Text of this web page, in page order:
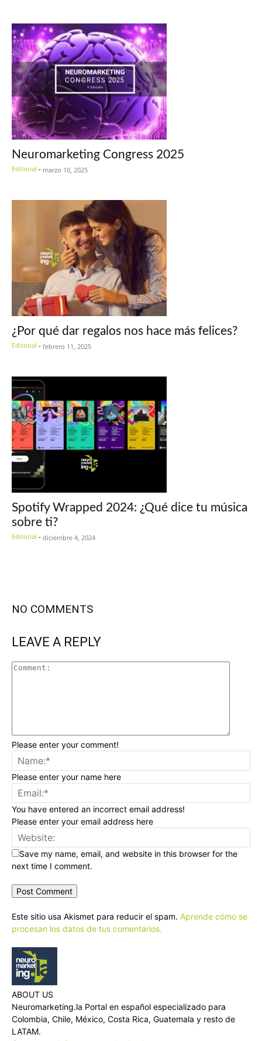
Neuromarketing Congress 2025
Editorial - marzo 10, 2025
¿Por qué dar regalos nos hace más felices?
Editorial - febrero 11, 2025
Spotify Wrapped 2024: ¿Qué dice tu música
sobre ti?
Editorial - diciembre 4, 2024
NO COMMENTS
LEAVE A REPLY
Please enter your comment!
Please enter your name here
You have entered an incorrect email address!
Please enter your email address here
Save my name, email, and website in this browser for the
next time I comment.
Este sitio usa Akismet para reducir el spam. Aprende cómo se
procesan los datos de tus comentarios.
ABOUT US
Neuromarketing.la Portal en español especializado para
Colombia, Chile, México, Costa Rica, Guatemala y resto de
LATAM.